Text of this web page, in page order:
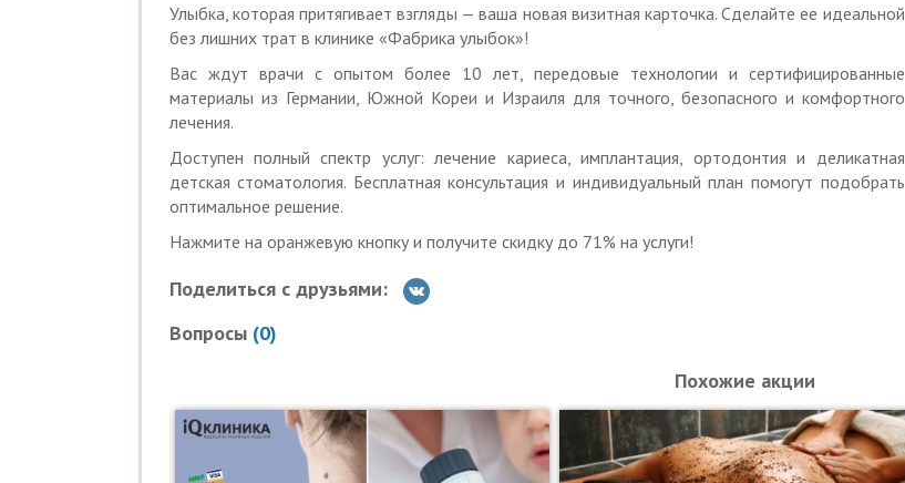
Дополнительно оплачивать ничего не нужно.
20000 р. за профессиональную чистку зубов + отбеливание зубов Amazing White (Амазинг
Вайт).
В стоимость входит:
— осмотр-консультация врача-стоматолога;
— снятие твердых зубных отложений ультразвуком;
— профессиональная чистка зубов системой Air Flow (Аир Флоу);
— снятие налета от курения, кофе, чая;
— полировка зубов с использованием фторсодержащих паст;
— определение цвета эмали;
— покрытие фторсодержащим препаратом (для снижения чувствительности зубов и
Дополнительно оплачивать ничего не нужно.
7500 р. вместо 8000 р. за лечение кариеса постоянного зуба, включая анестезию.
В стоимость входит:
— осмотр-консультация стоматолога;
Улыбка, которая притягивает взгляды — ваша новая визитная карточка. Сделайте ее идеальной
без лишних трат в клинике «Фабрика улыбок»!
Вас ждут врачи с опытом более 10 лет, передовые технологии и сертифицированные
материалы из Германии, Южной Кореи и Израиля для точного, безопасного и комфортного
лечения.
Доступен полный спектр услуг: лечение кариеса, имплантация, ортодонтия и деликатная
детская стоматология. Бесплатная консультация и индивидуальный план помогут подобрать
оптимальное решение.
Нажмите на оранжевую кнопку и получите скидку до 71% на услуги!
Поделиться с друзьями:
Вопросы (0)
Похожие акции